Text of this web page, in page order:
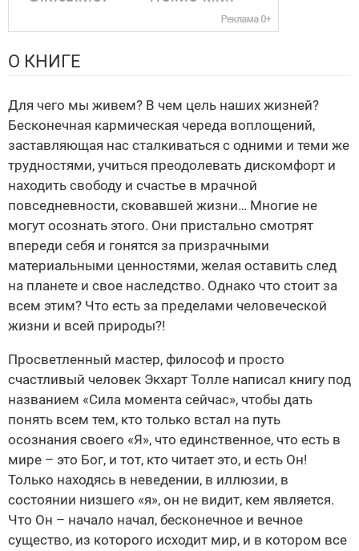
О КНИГЕ
Для чего мы живем? В чем цель наших жизней?
Бесконечная кармическая череда воплощений,
заставляющая нас сталкиваться с одними и теми же
трудностями, учиться преодолевать дискомфорт и
находить свободу и счастье в мрачной
повседневности, сковавшей жизни… Многие не
могут осознать этого. Они пристально смотрят
впереди себя и гонятся за призрачными
материальными ценностями, желая оставить след
на планете и свое наследство. Однако что стоит за
всем этим? Что есть за пределами человеческой
жизни и всей природы?!
Просветленный мастер, философ и просто
счастливый человек Экхарт Толле написал книгу под
названием «Сила момента сейчас», чтобы дать
понять всем тем, кто только встал на путь
осознания своего «Я», что единственное, что есть в
мире – это Бог, и тот, кто читает это, и есть Он!
Только находясь в неведении, в иллюзии, в
состоянии низшего «я», он не видит, кем является.
Что Он – начало начал, бесконечное и вечное
существо, из которого исходит мир, и в котором все